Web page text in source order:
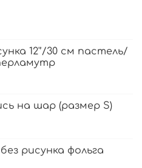
12'’/30 см пастель/
на шар (размер S)
рисунка фольга